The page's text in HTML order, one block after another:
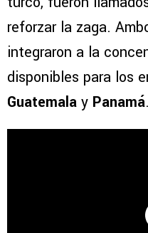
reforzar la zaga.
integraron a la
disponibles para los
Guatemala y Panamá.